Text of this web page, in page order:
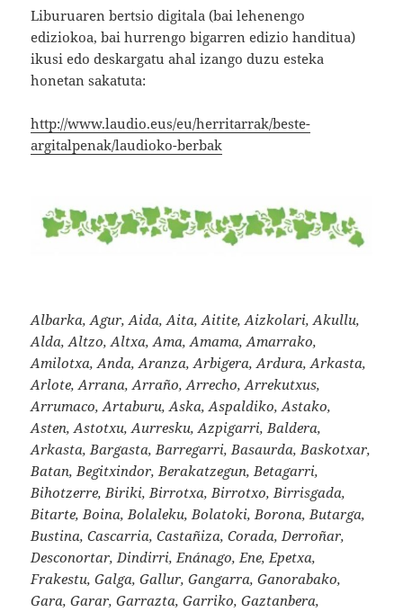
Liburuaren bertsio digitala (bai lehenengo
ediziokoa, bai hurrengo bigarren edizio handitua)
ikusi edo deskargatu ahal izango duzu esteka
honetan sakatuta:
http://www.laudio.eus/eu/herritarrak/beste-
argitalpenak/laudioko-berbak
Albarka, Agur, Aida, Aita, Aitite, Aizkolari, Akullu,
Alda, Altzo, Altxa, Ama, Amama, Amarrako,
Amilotxa, Anda, Aranza, Arbigera, Ardura, Arkasta,
Arlote, Arrana, Arraño, Arrecho, Arrekutxus,
Arrumaco, Artaburu, Aska, Aspaldiko, Astako,
Asten, Astotxu, Aurresku, Azpigarri, Baldera,
Arkasta, Bargasta, Barregarri, Basaurda, Baskotxar,
Batan, Begitxindor, Berakatzegun, Betagarri,
Bihotzerre, Biriki, Birrotxa, Birrotxo, Birrisgada,
Bitarte, Boina, Bolaleku, Bolatoki, Borona, Butarga,
Bustina, Cascarria, Castañiza, Corada, Derroñar,
Desconortar, Dindirri, Enánago, Ene, Epetxa,
Frakestu, Galga, Gallur, Gangarra, Ganorabako,
Gara, Garar, Garrazta, Garriko, Gaztanbera,